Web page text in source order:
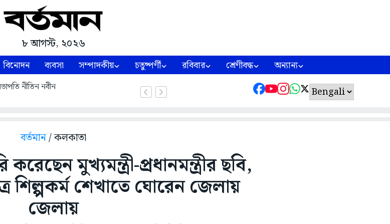
৮ আগস্ট, ২০২৬
বিনোদন ব্যবসা সম্পাদকীয় চতুষ্পর্ণী রবিবার শ্রেণীবদ্ধ অন্যান্য
নীতিন নবীন
বর্তমান/ কলকাতা
মুখ্যমন্ত্রী-প্রধানমন্ত্রীর ছবি,
শিল্পকর্ম শেখাতে ঘোরেন জেলায়
জেলায়